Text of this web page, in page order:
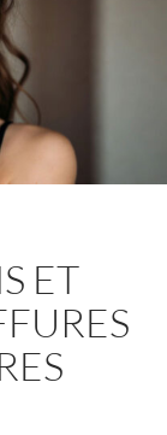
les
sororités
ET